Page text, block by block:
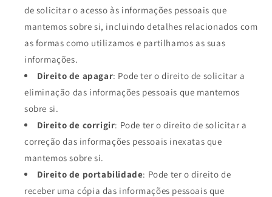
de solicitar o acesso às informações pessoais que
mantemos sobre si, incluindo detalhes relacionados com
as formas como utilizamos e partilhamos as suas
informações.
Direito de apagar: Pode ter o direito de solicitar a
eliminação das informações pessoais que mantemos
sobre si.
Direito de corrigir: Pode ter o direito de solicitar a
correção das informações pessoais inexatas que
mantemos sobre si.
Direito de portabilidade: Pode ter o direito de
receber uma cópia das informações pessoais que